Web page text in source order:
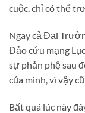
cuộc, chỉ có thể
Ngay cả Đại
Đảo cứu mạng
sự phản phệ sau
của mình, vì vậy
Bất quá lúc này